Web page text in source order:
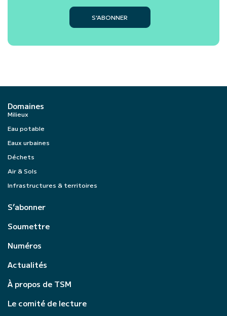
S’ABONNER
Domaines
Milieux
Eau potable
Eaux urbaines
Déchets
Air & Sols
Infrastructures & territoires
S’abonner
Soumettre
Numéros
Actualités
À propos de TSM
Le comité de lecture